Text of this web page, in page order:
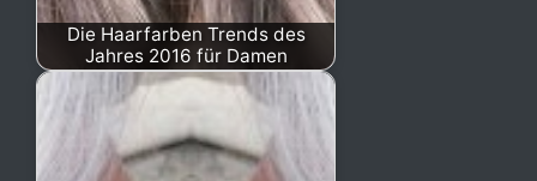
Die Haarfarben Trends des
Jahres 2016 für Damen